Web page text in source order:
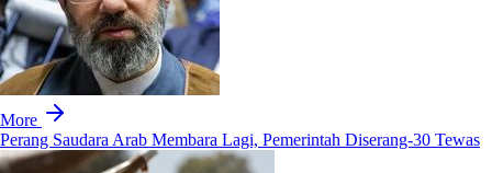
More
Perang Saudara Arab Membara Lagi, Pemerintah Diserang-30 Tewas